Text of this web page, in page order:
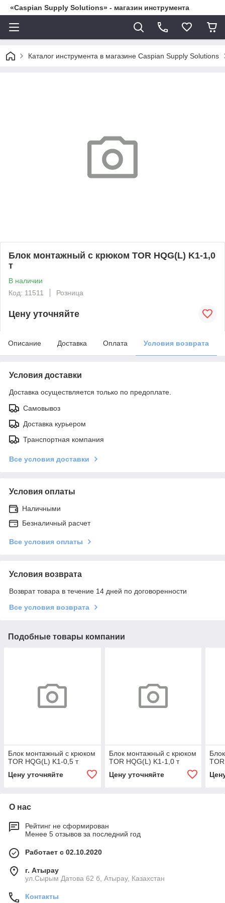
«Caspian Supply Solutions» - магазин инструмента
Каталог инструмента в магазине Caspian Supply Solutions
Блок монтажный с крюком TOR HQG(L) K1-1,0
т
В наличии
Код: 11511
Розница
Цену уточняйте
Описание Доставка Оплата Условия возврата
Условия доставки
Доставка осуществляется только по предоплате.
Самовывоз
Доставка курьером
Транспортная компания
Все условия доставки
Условия оплаты
Наличными
Безналичный расчет
Все условия оплаты
Условия возврата
Возврат товара в течение 14 дней по договоренности
Все условия возврата
Подобные товары компании
Блок монтажный с крюком
TOR HQG(L) K1-0,5 т
Цену уточняйте
Блок монтажный с крюком
TOR HQG(L) K1-1,0 т
Цену уточняйте
О нас
Рейтинг не сформирован
Менее 5 отзывов за последний год
Работает с 02.10.2020
г. Атырау
ул.Сырым Датова 62 б, Атырау, Казахстан
Контакты